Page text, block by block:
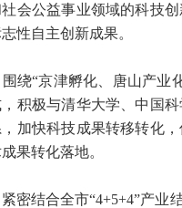
社会公益事业领域的科技
性自主创新成果。
“京津孵化、唐山产业化
积极与清华大学、中国
，加快科技成果转移转化
果转化落地。
结合全市“4+5+4”产业结